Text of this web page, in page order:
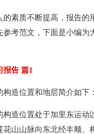
的素质不断提高，报告
参考范文，下面是小编
报告 篇1
构造位置和地层简介如下：
构造位置处于加里东运动
花山山脉向东北经丰顺、